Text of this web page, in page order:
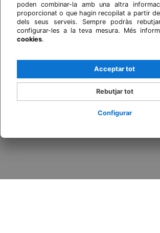
poden combinar-la amb una altra
proporcionat o que hagin recopilat a partir
dels seus serveis. Sempre podràs
configurar-les a la teva mesura. Més
cookies.
Configurar
Rebutjar tot
Acceptar tot